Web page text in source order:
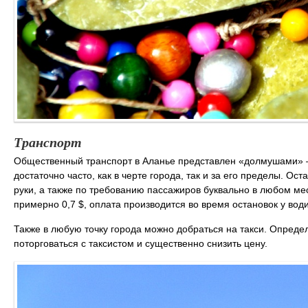
Транспорт
Общественный транспорт в Аланье представлен
достаточно часто, как в черте города, так и за его пределы.
руки, а также по требованию пассажиров буквально в любом
примерно 0,7 $, оплата производится во время остановок у
Также в любую точку города можно добраться на такси.
поторговаться с таксистом и существенно снизить цену.